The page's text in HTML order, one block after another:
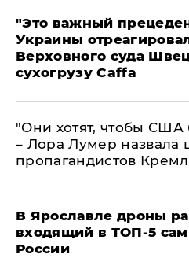
"Это важный
Украины
Верховного суда
сухогрузу Caffa
"Они хотят, чтобы
– Лора Лумер назвала
пропагандистов
В Ярославле дроны
входящий в ТОП-5
России